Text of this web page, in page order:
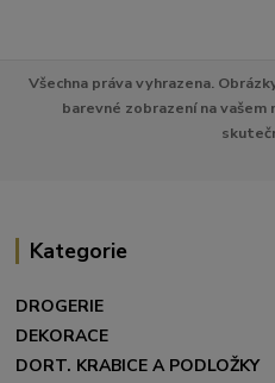
Všechna práva vyhrazena.
barevné zobrazení na
Kategorie
DROGERIE
DEKORACE
DORT. KRABICE A PODLOŽKY